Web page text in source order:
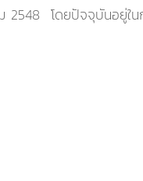
2548 โดยปัจจุบันอยู่ใ